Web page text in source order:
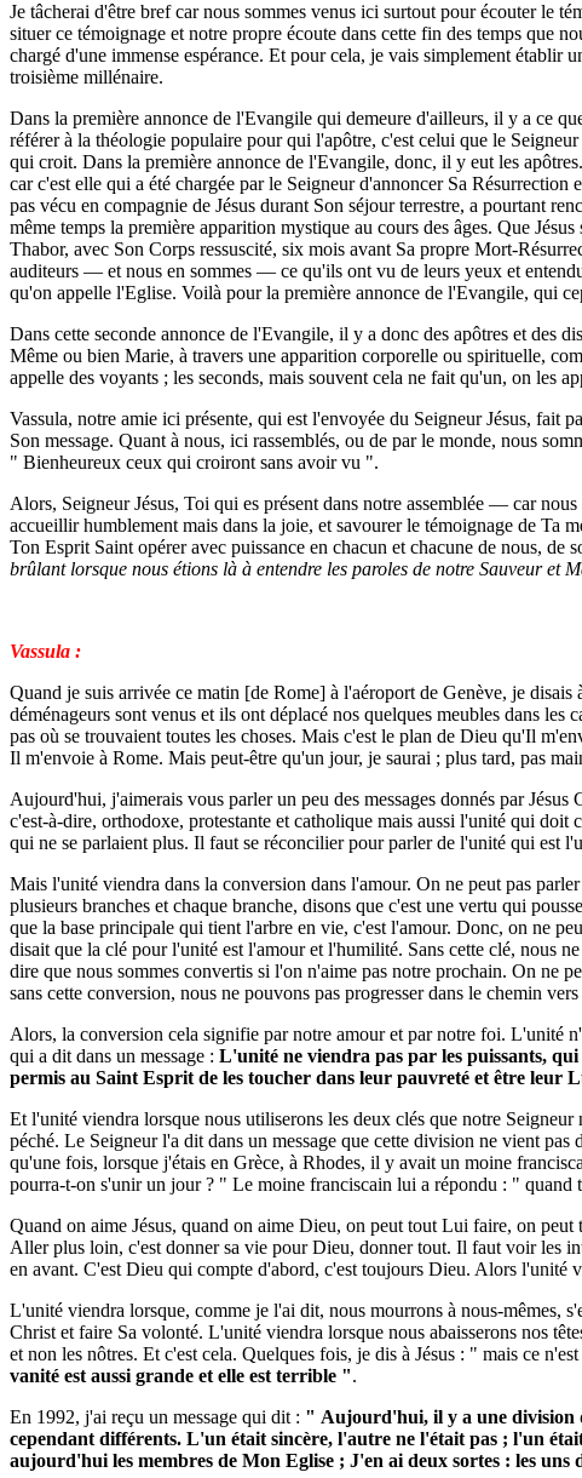
Je tâcherai d'être bref car nous sommes venus ici surtout pour écouter le
situer ce témoignage et notre propre écoute dans cette fin des temps que
chargé d'une immense espérance. Et pour cela, je vais simplement établir
troisième millénaire.
Dans la première annonce de l'Evangile qui demeure d'ailleurs, il y a ce
référer à la théologie populaire pour qui l'apôtre, c'est celui que le
qui croit. Dans la première annonce de l'Evangile, donc, il y eut les
car c'est elle qui a été chargée par le Seigneur d'annoncer Sa
pas vécu en compagnie de Jésus durant Son séjour terrestre, a pourtant
même temps la première apparition mystique au cours des âges. Que
Thabor, avec Son Corps ressuscité, six mois avant Sa propre Mort-
auditeurs — et nous en sommes — ce qu'ils ont vu de leurs yeux et
qu'on appelle l'Eglise. Voilà pour la première annonce de l'Evangile, qui
Dans cette seconde annonce de l'Evangile, il y a donc des apôtres et des
Même ou bien Marie, à travers une apparition corporelle ou spirituelle,
appelle des voyants ; les seconds, mais souvent cela ne fait qu'un, on les
Vassula, notre amie ici présente, qui est l'envoyée du Seigneur Jésus, fait
Son message. Quant à nous, ici rassemblés, ou de par le monde, nous
" Bienheureux ceux qui croiront sans avoir vu ".
Alors, Seigneur Jésus, Toi qui es présent dans notre assemblée — car
accueillir humblement mais dans la joie, et savourer le témoignage de Ta
Ton Esprit Saint opérer avec puissance en chacun et chacune de nous,
brûlant lorsque nous étions là à entendre les paroles de notre Sauveur et
Vassula :
Quand je suis arrivée ce matin [de Rome] à l'aéroport de Genève, je
déménageurs sont venus et ils ont déplacé nos quelques meubles dans
pas où se trouvaient toutes les choses. Mais c'est le plan de Dieu qu'Il
Il m'envoie à Rome. Mais peut-être qu'un jour, je saurai ; plus tard, pas
Aujourd'hui, j'aimerais vous parler un peu des messages donnés par
c'est-à-dire, orthodoxe, protestante et catholique mais aussi l'unité qui
qui ne se parlaient plus. Il faut se réconcilier pour parler de l'unité qui est
Mais l'unité viendra dans la conversion dans l'amour. On ne peut pas
plusieurs branches et chaque branche, disons que c'est une vertu qui
que la base principale qui tient l'arbre en vie, c'est l'amour. Donc, on ne
disait que la clé pour l'unité est l'amour et l'humilité. Sans cette clé, nous
dire que nous sommes convertis si l'on n'aime pas notre prochain. On ne
sans cette conversion, nous ne pouvons pas progresser dans le chemin
Alors, la conversion cela signifie par notre amour et par notre foi. L'unité
qui a dit dans un message : L'unité ne viendra pas par les puissants,
permis au Saint Esprit de les toucher dans leur pauvreté et être leur
Et l'unité viendra lorsque nous utiliserons les deux clés que notre
péché. Le Seigneur l'a dit dans un message que cette division ne vient
qu'une fois, lorsque j'étais en Grèce, à Rhodes, il y avait un moine
pourra-t-on s'unir un jour ? " Le moine franciscain lui a répondu : " quand
Quand on aime Jésus, quand on aime Dieu, on peut tout Lui faire, on
Aller plus loin, c'est donner sa vie pour Dieu, donner tout. Il faut voir les
en avant. C'est Dieu qui compte d'abord, c'est toujours Dieu. Alors l'unité
L'unité viendra lorsque, comme je l'ai dit, nous mourrons à nous-mêmes,
Christ et faire Sa volonté. L'unité viendra lorsque nous abaisserons nos
et non les nôtres. Et c'est cela. Quelques fois, je dis à Jésus : " mais ce
vanité est aussi grande et elle est terrible ".
En 1992, j'ai reçu un message qui dit : " Aujourd'hui, il y a une division
cependant différents. L'un était sincère, l'autre ne l'était pas ; l'un
aujourd'hui les membres de Mon Eglise ; J'en ai deux sortes : les uns